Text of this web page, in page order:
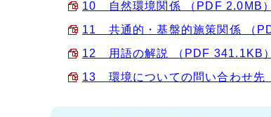
10 自然環境関係 （PDF 2.0MB）
11 共通的・基盤的施策関係 （
12 用語の解説 （PDF 341.1KB）
13 環境についての問い合わせ先